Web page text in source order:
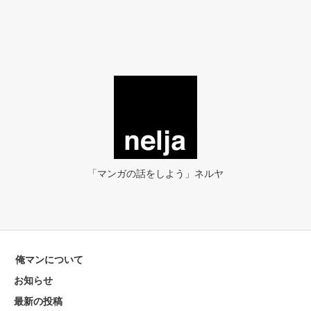
「マンガの話をしよう」ネルヤ
俺マンについて
お知らせ
最新の投稿